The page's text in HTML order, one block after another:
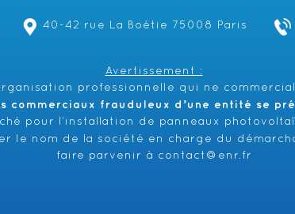
40-42 rue La Boétie 75008 Paris
Avertissement :
professionnelle qui ne
commerciaux frauduleux d’une entité se
pour l’installation de panneaux
le nom de la société en charge du
faire parvenir à
contact@enr.fr